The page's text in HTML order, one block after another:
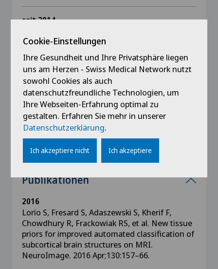
seit 2014
Ausbildung
2009 - 2016
Bachelor et Master de Médecine
Universités de Lausanne et de Neuchâtel
Publikationen
2016
Lorio S, Fresard S, Adaszewski S, Kherif F,
Chowdhury R, Frackowiak RS, et al. New tissue
priors for improved automated classification of
subcortical brain structures on MRI.
NeuroImage. 2016 Apr;130:157–66.
Cookie-Einstellungen
Ihre Gesundheit und Ihre Privatsphäre liegen
uns am Herzen - Swiss Medical Network nutzt
sowohl Cookies als auch
datenschutzfreundliche Technologien, um
Ihre Webseiten-Erfahrung optimal zu
gestalten. Erfahren Sie mehr in unserer
Datenschutzerklärung.
Ich akzeptiere nicht Ich akzeptiere